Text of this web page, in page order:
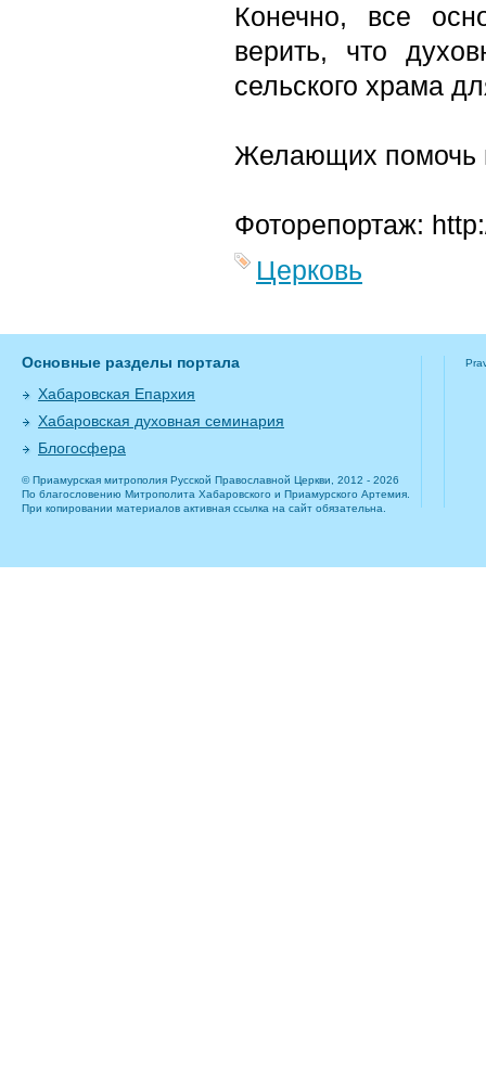
Конечно, все
верить, что
сельского храма
Желающих помочь
Фоторепортаж:
Церковь
Основные разделы портала
Хабаровская Епархия
Хабаровская духовная семинария
Блогосфера
© Приамурская митрополия Русской Православной Церкви, 2012 - 2026
По благословению Митрополита Хабаровского и Приамурского Артемия.
При копировании материалов активная ссылка на сайт обязательна.